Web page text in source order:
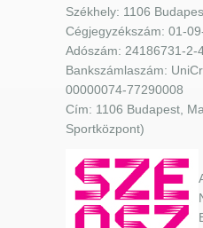
Székhely: 1106
Cégjegyzékszám: 01-
Adószám: 24186731-2-
Bankszámlaszám:
00000074-77290008
Cím: 1106 Budapest,
Sportközpont)